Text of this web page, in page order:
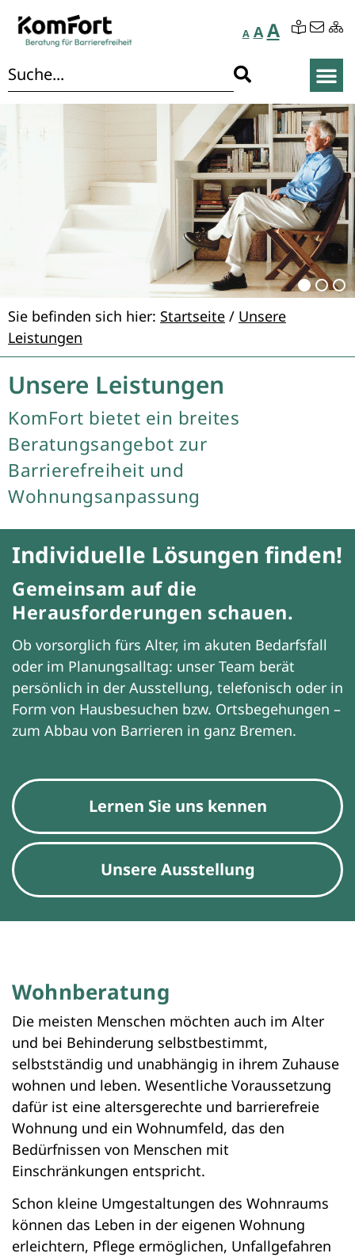
A A A
Sie befinden sich hier: Startseite / Unsere
Leistungen
Unsere Leistungen
KomFort bietet ein breites
Beratungsangebot zur
Barrierefreiheit und
Wohnungsanpassung
Individuelle Lösungen finden!
Gemeinsam auf die
Herausforderungen schauen.
Ob vorsorglich fürs Alter, im akuten Bedarfsfall
oder im Planungsalltag: unser Team berät
persönlich in der Ausstellung, telefonisch oder in
Form von Hausbesuchen bzw. Ortsbegehungen –
zum Abbau von Barrieren in ganz Bremen.
Lernen Sie uns kennen
Unsere Ausstellung
Wohnberatung
Die meisten Menschen möchten auch im Alter
und bei Behinderung selbstbestimmt,
selbstständig und unabhängig in ihrem Zuhause
wohnen und leben. Wesentliche Voraussetzung
dafür ist eine altersgerechte und barrierefreie
Wohnung und ein Wohnumfeld, das den
Bedürfnissen von Menschen mit
Einschränkungen entspricht.
Schon kleine Umgestaltungen des Wohnraums
können das Leben in der eigenen Wohnung
erleichtern, Pflege ermöglichen, Unfallgefahren